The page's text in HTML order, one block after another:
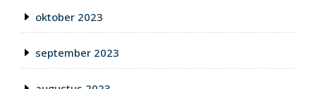
oktober 2023
september 2023